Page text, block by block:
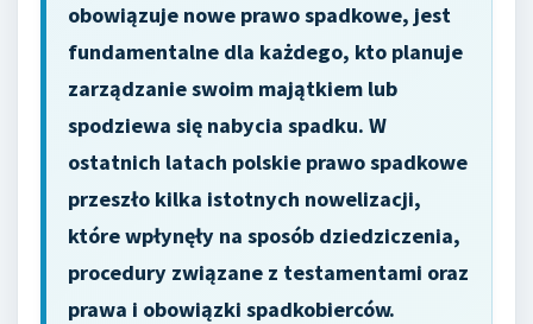
obowiązuje nowe prawo spadkowe, jest
fundamentalne dla każdego, kto planuje
zarządzanie swoim majątkiem lub
spodziewa się nabycia spadku. W
ostatnich latach polskie prawo spadkowe
przeszło kilka istotnych nowelizacji,
które wpłynęły na sposób dziedziczenia,
procedury związane z testamentami oraz
prawa i obowiązki spadkobierców.